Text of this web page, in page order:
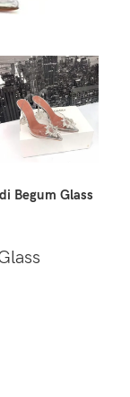
Begum Glass